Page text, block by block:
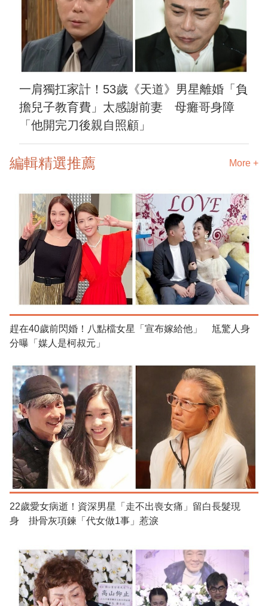
一肩獨扛家計！53歲《天道》男星離婚「負
擔兒子教育費」太感謝前妻 母癱哥身障
「他開完刀後親自照顧」
編輯精選推薦 More +
趕在40歲前閃婚！八點檔女星「宣布嫁給他」 尪驚人身
分曝「媒人是柯叔元」
22歲愛女病逝！資深男星「走不出喪女痛」留白長髮現
身 掛骨灰項鍊「代女做1事」惹淚